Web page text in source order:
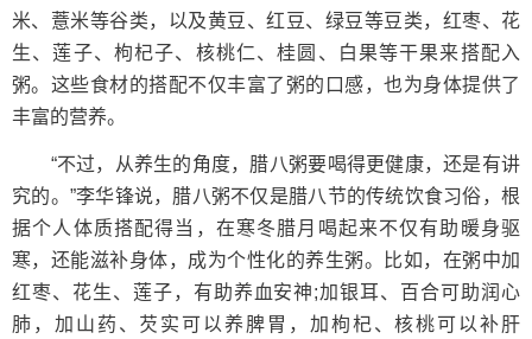
米、薏米等谷类，以及黄豆、红豆、绿豆等豆类，红枣、花
生、莲子、枸杞子、核桃仁、桂圆、白果等干果来搭配入
粥。这些食材的搭配不仅丰富了粥的口感，也为身体提供了
丰富的营养。
“不过，从养生的角度，腊八粥要喝得更健康，还是有讲
究的。”李华锋说，腊八粥不仅是腊八节的传统饮食习俗，根
据个人体质搭配得当，在寒冬腊月喝起来不仅有助暖身驱
寒，还能滋补身体，成为个性化的养生粥。比如，在粥中加
红枣、花生、莲子，有助养血安神;加银耳、百合可助润心
肺，加山药、芡实可以养脾胃，加枸杞、核桃可以补肝